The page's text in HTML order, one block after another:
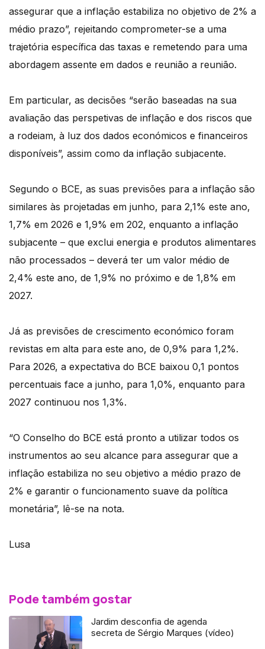
assegurar que a inflação estabiliza no objetivo de 2% a
médio prazo”, rejeitando comprometer-se a uma
trajetória específica das taxas e remetendo para uma
abordagem assente em dados e reunião a reunião.
Em particular, as decisões “serão baseadas na sua
avaliação das perspetivas de inflação e dos riscos que
a rodeiam, à luz dos dados económicos e financeiros
disponíveis”, assim como da inflação subjacente.
Segundo o BCE, as suas previsões para a inflação são
similares às projetadas em junho, para 2,1% este ano,
1,7% em 2026 e 1,9% em 202, enquanto a inflação
subjacente – que exclui energia e produtos alimentares
não processados – deverá ter um valor médio de
2,4% este ano, de 1,9% no próximo e de 1,8% em
2027.
Já as previsões de crescimento económico foram
revistas em alta para este ano, de 0,9% para 1,2%.
Para 2026, a expectativa do BCE baixou 0,1 pontos
percentuais face a junho, para 1,0%, enquanto para
2027 continuou nos 1,3%.
“O Conselho do BCE está pronto a utilizar todos os
instrumentos ao seu alcance para assegurar que a
inflação estabiliza no seu objetivo a médio prazo de
2% e garantir o funcionamento suave da política
monetária”, lê-se na nota.
Lusa
Pode também gostar
Jardim desconfia de agenda
secreta de Sérgio Marques (vídeo)